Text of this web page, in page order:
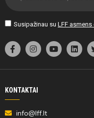
Susipažinau su LFF
KONTAKTAI
info@lff.lt